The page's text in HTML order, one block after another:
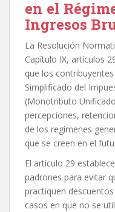
en el
Ingresos
La Resolución
Capítulo IX, artículos
que los
Simplificado del
(Monotributo
percepciones,
de los regímenes
que se creen en el
El artículo 29
padrones para evitar
practiquen
casos en que no se